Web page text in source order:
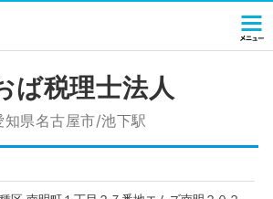
ば税理士法人
知県名古屋市/池下駅